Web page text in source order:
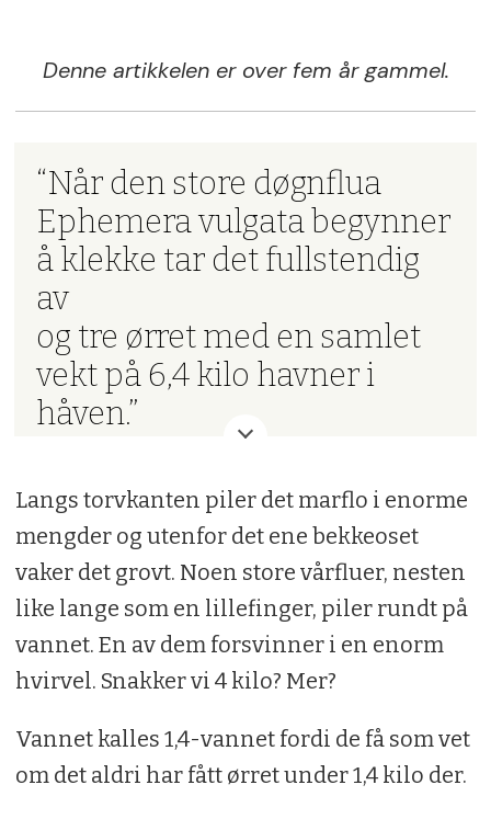
Denne artikkelen er over fem år gammel.
“Når den store døgnflua
Ephemera vulgata begynner
å klekke tar det fullstendig
av
og tre ørret med en samlet
vekt på 6,4 kilo havner i
håven.”
Langs torvkanten piler det marflo i enorme
mengder og utenfor det ene bekkeoset
vaker det grovt. Noen store vårfluer, nesten
like lange som en lillefinger, piler rundt på
vannet. En av dem forsvinner i en enorm
hvirvel. Snakker vi 4 kilo? Mer?
Vannet kalles 1,4-vannet fordi de få som vet
om det aldri har fått ørret under 1,4 kilo der.